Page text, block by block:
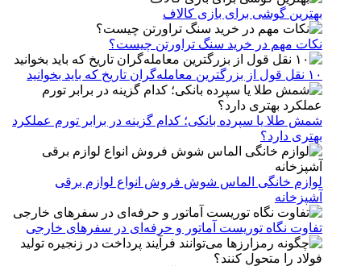
بهترین گوشی برای بازی کالاف
نکات مهم در خرید سنگ تراورتن چیست؟
۱۰ نقل قول از بزرگترین معامله‌گران تاریخ که باید بخوانید
شمش طلا یا سپرده بانکی؛ کدام گزینه در برابر تورم عملکرد
بهتری دارد؟
لوازم خانگی الماس شوش فروش انواع لوازم برقی
آشپزخانه
تفاوت نگاه توریست آماتور و حرفه‌ای در سفرهای خارجی